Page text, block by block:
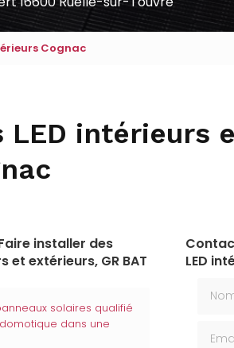
Cognac
intérieurs
installer des
et extérieurs, GR BAT
solaires qualifié
dans une
LED